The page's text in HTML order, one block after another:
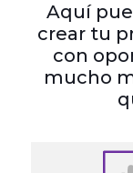
Aquí
crear tu
con
mucho